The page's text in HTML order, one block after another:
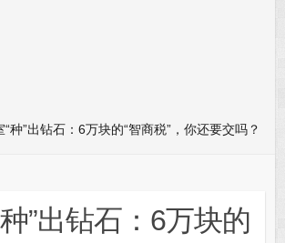
“种”出钻石：6万块的“智商税”，你还要交吗？
”出钻石：6万块的